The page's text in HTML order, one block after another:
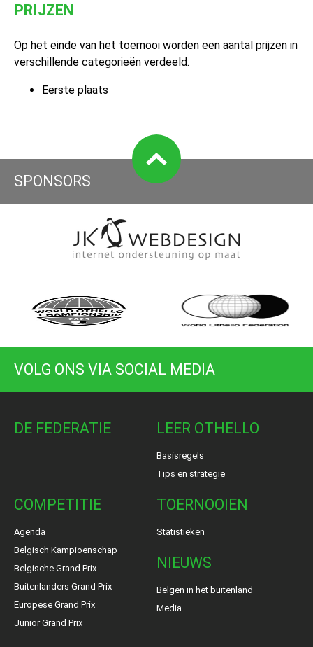
PRIJZEN
Op het einde van het toernooi worden een aantal prijzen in
verschillende categorieën verdeeld.
Eerste plaats
SPONSORS
VOLG ONS VIA SOCIAL MEDIA
DE FEDERATIE LEER OTHELLO
Basisregels
Tips en strategie
COMPETITIE
Agenda
Belgisch Kampioenschap
Belgische Grand Prix
Buitenlanders Grand Prix
Europese Grand Prix
Junior Grand Prix
TOERNOOIEN
Statistieken
NIEUWS
Belgen in het buitenland
Media